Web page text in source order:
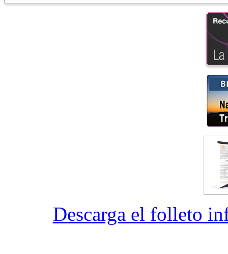
Descarga el folleto